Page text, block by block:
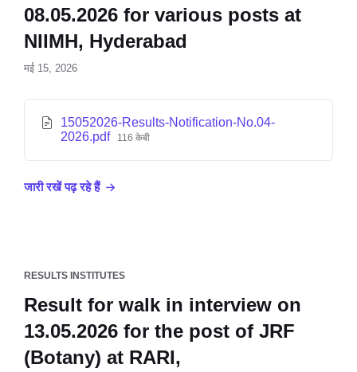
08.05.2026 for various posts at
NIIMH, Hyderabad
मई 15, 2026
15052026-Results-Notification-No.04-
2026.pdf
116 केबी
जारी रखें पढ़ रहे हैं
RESULTS INSTITUTES
Result for walk in interview on
13.05.2026 for the post of JRF
(Botany) at RARI,